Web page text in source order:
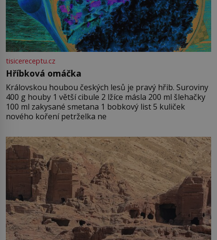
tisicereceptu.cz
Hříbková omáčka
Královskou houbou českých lesů je pravý hřib. Suroviny
400 g houby 1 větší cibule 2 lžíce másla 200 ml šlehačky
100 ml zakysané smetana 1 bobkový list 5 kuliček
nového koření petrželka ne